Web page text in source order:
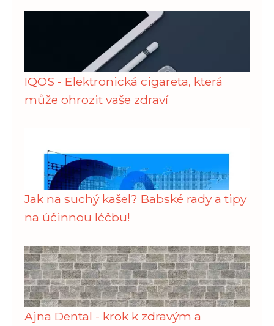
IQOS - Elektronická cigareta, která
může ohrozit vaše zdraví
Jak na suchý kašel? Babské rady a tipy
na účinnou léčbu!
Ajna Dental - krok k zdravým a